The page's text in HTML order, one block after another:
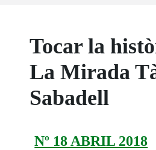
Tocar la
La Mirada
Sabadell
Nº 18 ABRIL 2018